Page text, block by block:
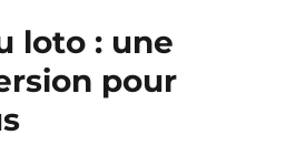
loto : une
pour